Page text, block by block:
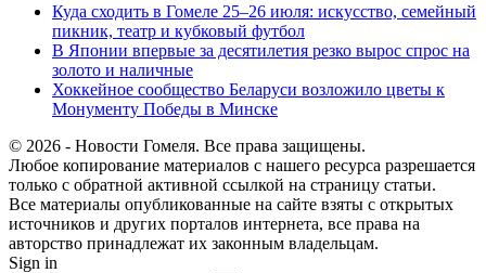
Куда сходить в Гомеле 25–26 июля: искусство, семейный
пикник, театр и кубковый футбол
В Японии впервые за десятилетия резко вырос спрос на
золото и наличные
Хоккейное сообщество Беларуси возложило цветы к
Монументу Победы в Минске
© 2026 - Новости Гомеля. Все права защищены.
Любое копирование материалов с нашего ресурса разрешается
только с обратной активной ссылкой на страницу статьи.
Все материалы опубликованные на сайте взяты с открытых
источников и других порталов интернета, все права на
авторство принадлежат их законным владельцам.
Sign in